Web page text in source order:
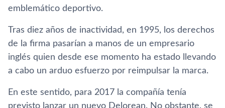
emblemático deportivo.
Tras diez años de inactividad, en 1995, los derechos
de la firma pasarían a manos de un empresario
inglés quien desde ese momento ha estado llevando
a cabo un arduo esfuerzo por reimpulsar la marca.
En este sentido, para 2017 la compañía tenía
previsto lanzar un nuevo Delorean. No obstante, se